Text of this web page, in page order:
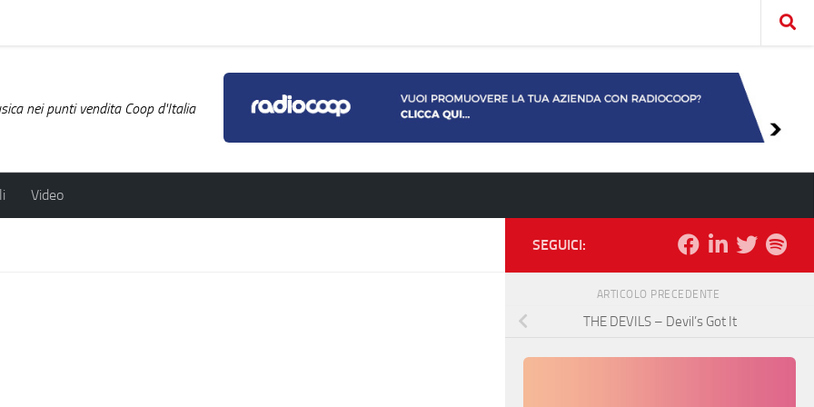
nei punti vendita Coop d'Italia
Video
SEGUICI:
ARTICOLO PRECEDENTE
THE DEVILS – Devil’s Got It